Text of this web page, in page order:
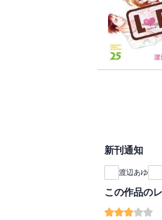
新刊通知
渡辺あゆ
この作品の